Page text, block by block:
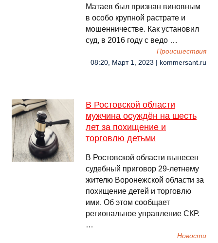
Матаев был признан виновным
в особо крупной растрате и
мошенничестве. Как установил
суд, в 2016 году с ведо …
Происшествия
08:20, Март 1, 2023 | kommersant.ru
В Ростовской области
мужчина осуждён на шесть
лет за похищение и
торговлю детьми
В Ростовской области вынесен
судебный приговор 29-летнему
жителю Воронежской области за
похищение детей и торговлю
ими. Об этом сообщает
региональное управление СКР.
…
Новости